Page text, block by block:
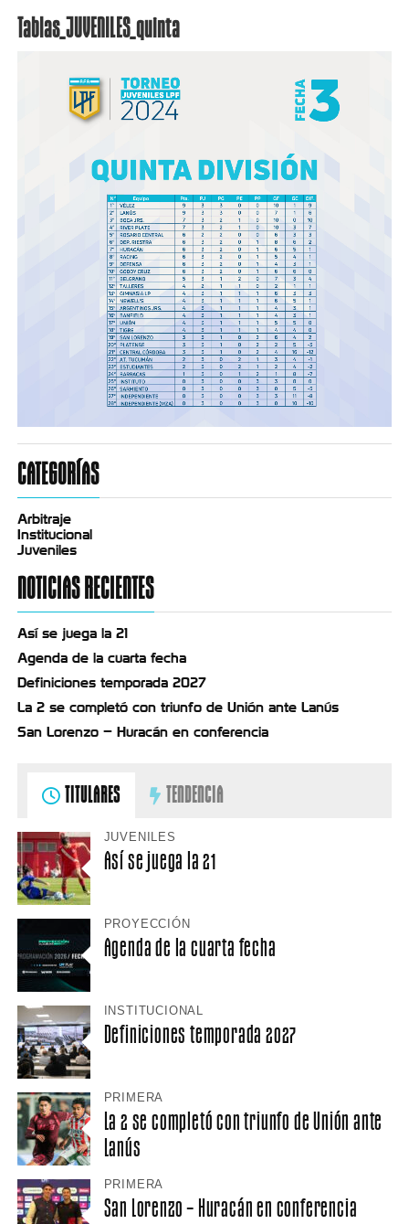
Tablas_JUVENILES_quinta
CATEGORÍAS
Arbitraje
Institucional
Juveniles
NOTICIAS RECIENTES
Así se juega la 21
Agenda de la cuarta fecha
Definiciones temporada 2027
La 2 se completó con triunfo de Unión ante Lanús
San Lorenzo – Huracán en conferencia
TITULARES TENDENCIA
JUVENILES
Así se juega la 21
PROYECCIÓN
Agenda de la cuarta fecha
INSTITUCIONAL
Definiciones temporada 2027
PRIMERA
La 2 se completó con triunfo de Unión ante
Lanús
PRIMERA
San Lorenzo – Huracán en conferencia